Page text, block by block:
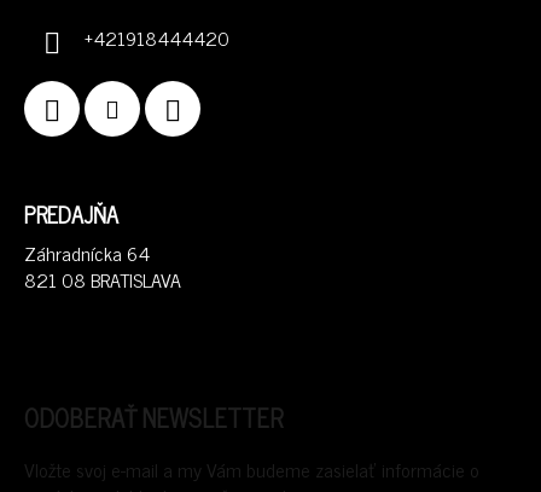
+421918444420
PREDAJŇA
Záhradnícka 64
821 08 BRATISLAVA
ODOBERAŤ NEWSLETTER
Vložte svoj e-mail a my Vám budeme zasielať informácie o